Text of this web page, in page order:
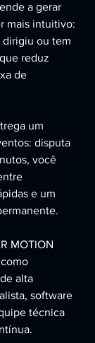
a gerar
mais intuitivo:
dirigiu ou tem
reduz
de
um
disputa
você
e um
MOTION
alta
software
técnica